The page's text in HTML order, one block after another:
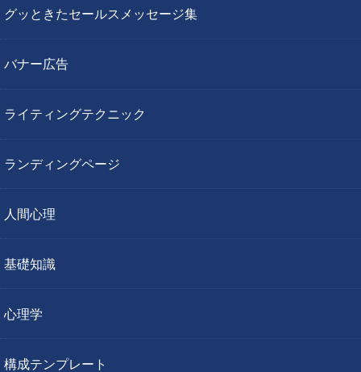
グッときたセールスメッセージ集
バナー広告
ライティングテクニック
ランディングページ
人間心理
基礎知識
心理学
構成テンプレート